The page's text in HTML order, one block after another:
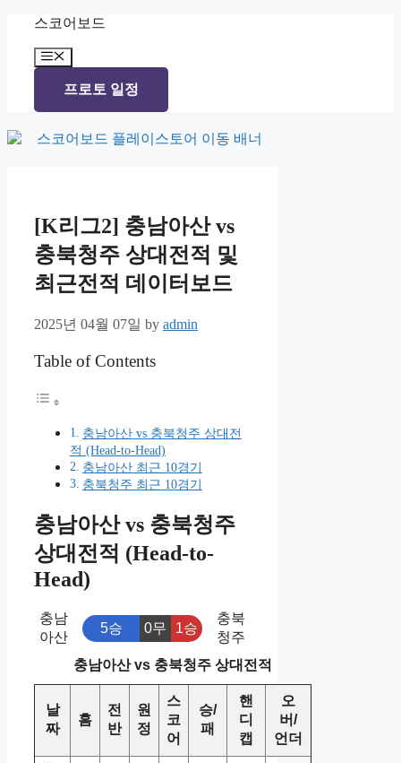
content
스코어보드
Menu
프로토 일정
[K리그2] 충남아산 vs
충북청주 상대전적 및
최근전적 데이터보드
2025년 04월 07일 by admin
Table of Contents
충남아산 vs 충북청주 상대전
적 (Head-to-Head)
충남아산 최근 10경기
충북청주 최근 10경기
충남아산 vs 충북청주
상대전적 (Head-to-
Head)
충남
아산
5승 0무 1승
충북
청주
충남아산 vs 충북청주 상대전적
날
짜
홈
전
반
원
정
스
코
어
승/
패
핸
디
캡
오
버/
언더